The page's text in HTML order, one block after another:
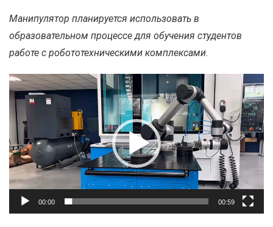
Манипулятор планируется использовать в
образовательном процессе для обучения студентов
работе с робототехническими комплексами.
Видеоплеер
00:00 00:59